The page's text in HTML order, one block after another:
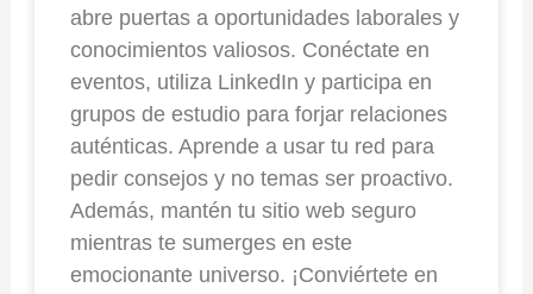
abre puertas a oportunidades laborales y
conocimientos valiosos. Conéctate en
eventos, utiliza LinkedIn y participa en
grupos de estudio para forjar relaciones
auténticas. Aprende a usar tu red para
pedir consejos y no temas ser proactivo.
Además, mantén tu sitio web seguro
mientras te sumerges en este
emocionante universo. ¡Conviértete en